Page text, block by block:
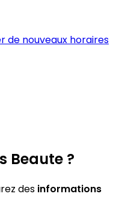
de nouveaux horaires
Beaute ?
des informations